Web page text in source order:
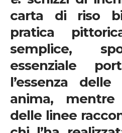
carta di riso
pratica
semplice,
essenziale
l’essenza
anima,
delle linee